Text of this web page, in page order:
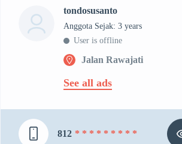
tondosusanto
Anggota Sejak: 3 years
User is offline
Jalan Rawajati
See all ads
812 * * * * * * * * *